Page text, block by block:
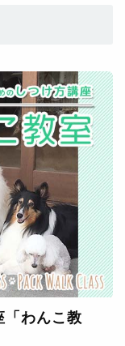
「わんこ教